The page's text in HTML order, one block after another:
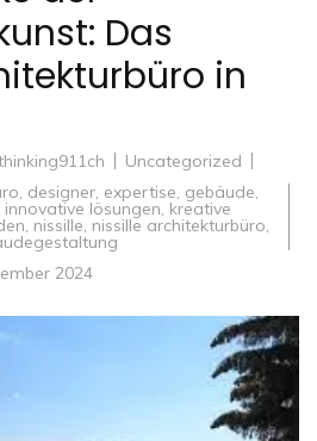
Das
in
Uncategorized
, designer, expertise, gebäude,
innovative lösungen, kreative
, nissille, nissille architekturbüro,
2024